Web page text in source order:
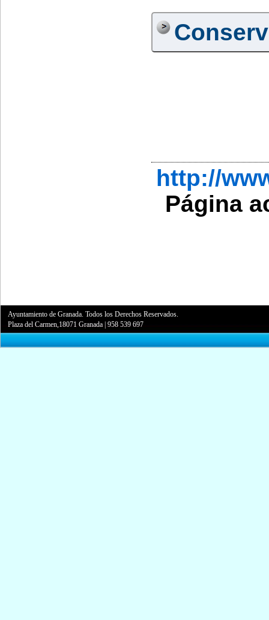
http://
Página
Ayuntamiento de Granada. Todos los Derechos Reservados.
Plaza del Carmen,18071 Granada |958 539 697